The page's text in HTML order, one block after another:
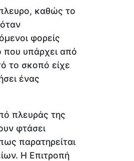
καθώς το
φορείς
που υπάρχει από
το σκοπό είχε
ένας
πλευράς της
φτάσει
παρατηρείται
Η Επιτροπή